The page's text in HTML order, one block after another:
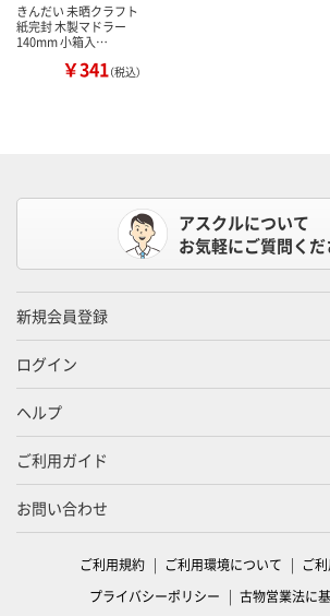
きんだい 未晒クラフト
紙完封 木製マドラー
140mm 小箱入…
￥341（税込）
アスクルについて
お気軽にご質問くだ
新規会員登録
ログイン
ヘルプ
ご利用ガイド
お問い合わせ
ご利用規約 ご利用環境について
ご
プライバシーポリシー
古物営業法に